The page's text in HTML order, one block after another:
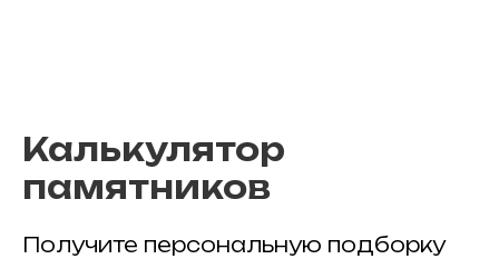
Калькулятор
памятников
Получите персональную подборку